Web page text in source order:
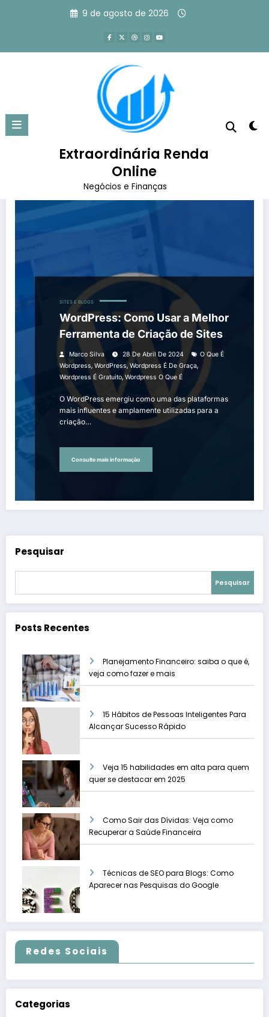
9 de agosto de 2026
Extraordinária Renda
Online
Negócios e Finanças
Tag: WordPress
SITES E BLOGS
WordPress: Como Usar a Melhor
Ferramenta de Criação de Sites
Marco Silva 28 De Abril De 2024
O Que É
Wordpress, WordPress, Wordpress É De Graça,
Wordpress É Gratuito,Wordpress O Que É
O WordPress emergiu como uma das plataformas
mais influentes e amplamente utilizadas para a
criação…
Consulte mais informação
Pesquisar
Pesquisar
Posts Recentes
Planejamento Financeiro: saiba o que é,
veja como fazer e mais
15 Hábitos de Pessoas Inteligentes Para
Alcançar Sucesso Rápido
Veja 15 habilidades em alta para quem
quer se destacar em 2025
Como Sair das Dívidas: Veja como
Recuperar a Saúde Financeira
Técnicas de SEO para Blogs: Como
Aparecer nas Pesquisas do Google
Redes Sociais
Categorias